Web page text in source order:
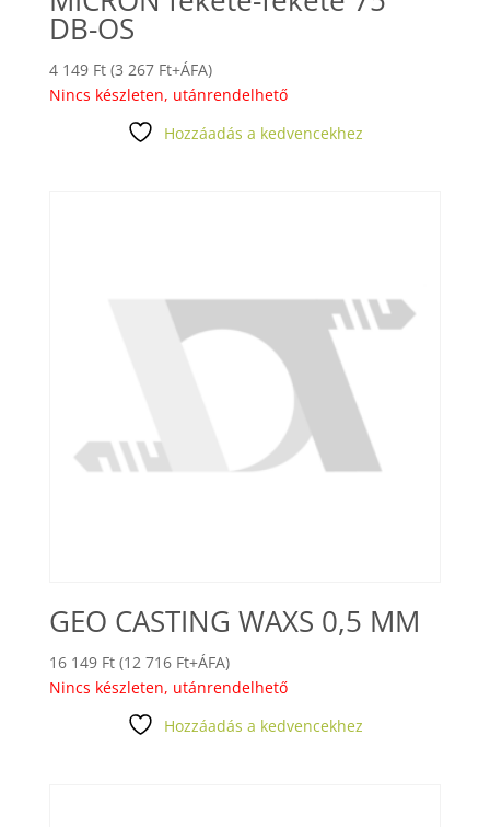
DB-OS
4 149 Ft (3 267 Ft+ÁFA)
Nincs készleten, utánrendelhető
Hozzáadás a kedvencekhez
GEO CASTING WAXS 0,5 MM
16 149 Ft (12 716 Ft+ÁFA)
Nincs készleten, utánrendelhető
Hozzáadás a kedvencekhez